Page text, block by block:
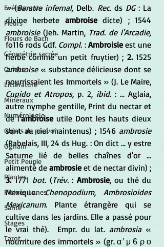
Evénements
Fleurs
Fleurs de Bach
Géométrie sacrée
Guides
Littérature
Minéraux
Numérologie
Objets de pouvoir
Ogham
Petit Peuple
Plantes
Pleines Lunes
Santé
Stages
Tarot
» (Baratre infernal, Delb. Rec. ds DG : La
divine herbete ambroise
ambroisie (Jeh. Martin, Trad. de l'Arcadie,
fo116 rods Gdf. Compl. : Ambroisie est une
herbe comme un petit fruytier) ; 2.
ambroise « substance délicieuse dont se
Cupido et Atropos, p. 2, ibid. : ... Aglaia,
autre nymphe gentille, Print du nectar et
de l'ambroise utile Dont les hauts dieux
sont au ciel maintenus) ; 1546 ambrosie
(Rabelais, III, 24 ds Hug. : On dict ... y estre
Saturne lié de belles chaînes d'or ...
alimenté de ambrosie
3. 1771 bot. (Trév. : Ambrosie, ou thé du
Mexique. Chenopodium, Ambrosioides
Mexicanum. Plante étrangère qui se
cultive dans les jardins. Elle a passé pour
le vrai thé).  Empr. du lat. ambrosia «
nourriture des immortels » (gr. α ̓ μ ϐ ρ ο